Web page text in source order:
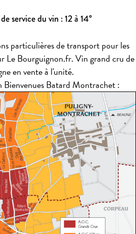
service du vin : 12 à 14°
particulières de transport pour les
Le Bourguignon.fr. Vin grand cru de
en vente à l'unité.
Bienvenues Batard Montrachet :